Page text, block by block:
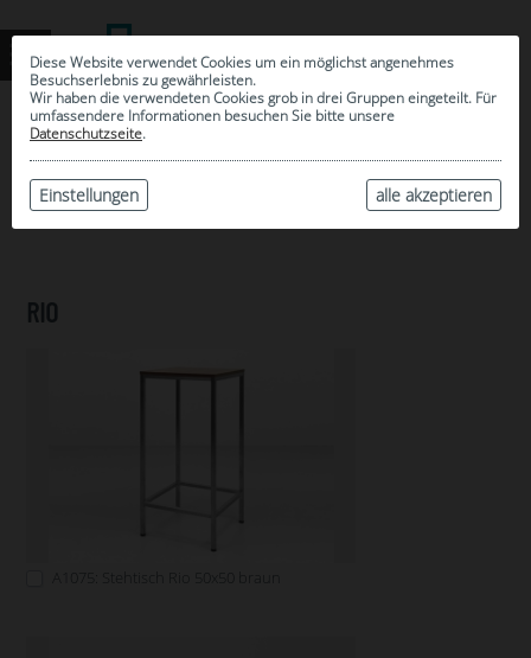
Diese Website verwendet Cookies um ein möglichst angenehmes
Besuchserlebnis zu gewährleisten.
Wir haben die verwendeten Cookies grob in drei Gruppen eingeteilt. Für
umfassendere Informationen besuchen Sie bitte unsere
Datenschutzseite.
alle akzeptieren
Einstellungen
ARCHIV
RIO